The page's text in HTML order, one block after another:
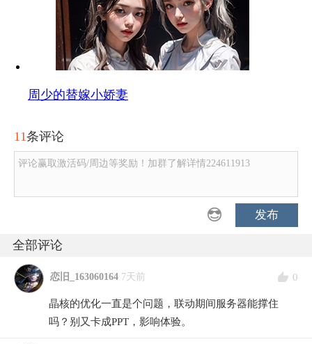
周少的替嫁小娇妻
11条评论
评论赢取激活码/周边等奖励！加群了解详情224611913
发布
全部评论
恋旧_163060164 7天前 0
晶核的优化一直是个问题，联动期间服务器能撑住
吗？别又卡成PPT，影响体验。